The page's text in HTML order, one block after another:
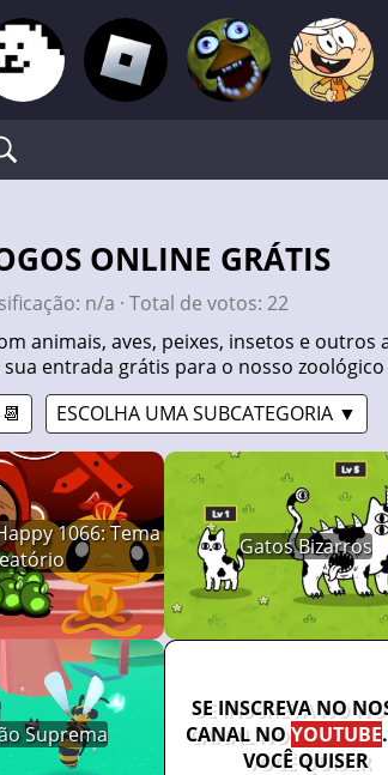
ONLINE GRÁTIS
n/a · Total de votos: 22
animais, aves, peixes, insetos e
entrada grátis para o nosso
ESCOLHA UMA SUBCATEGORIA ▼
1066: Tema
Gatos Bizarros
Suprema
SE INSCREVA NO
CANAL NOYOUTUBE
VOCÊ QUISER